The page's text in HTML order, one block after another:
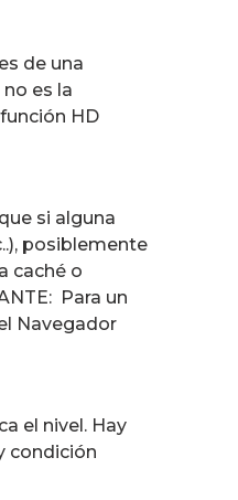
de una
es la
HD
si alguna
posiblemente
caché o
Para un
Navegador
el nivel. Hay
condición